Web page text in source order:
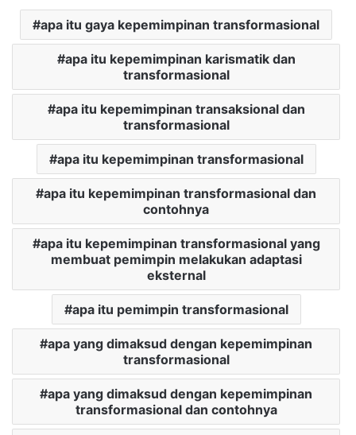
apa itu gaya kepemimpinan transformasional
apa itu kepemimpinan karismatik dan
transformasional
apa itu kepemimpinan transaksional dan
transformasional
apa itu kepemimpinan transformasional
apa itu kepemimpinan transformasional dan
contohnya
apa itu kepemimpinan transformasional yang
membuat pemimpin melakukan adaptasi
eksternal
apa itu pemimpin transformasional
apa yang dimaksud dengan kepemimpinan
transformasional
apa yang dimaksud dengan kepemimpinan
transformasional dan contohnya